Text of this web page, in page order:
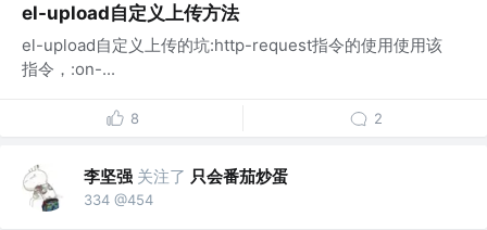
el-upload自定义上传方法
el-upload自定义上传的坑:http-request指令的使用使用该
指令，:on-...
8 2
李坚强 关注了 只会番茄炒蛋
334 @454